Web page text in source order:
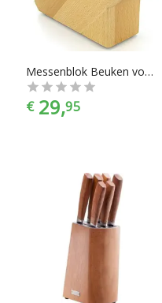
Messenblok Beuken voor 5 messen - Diamant Sabatier
€ 29,95